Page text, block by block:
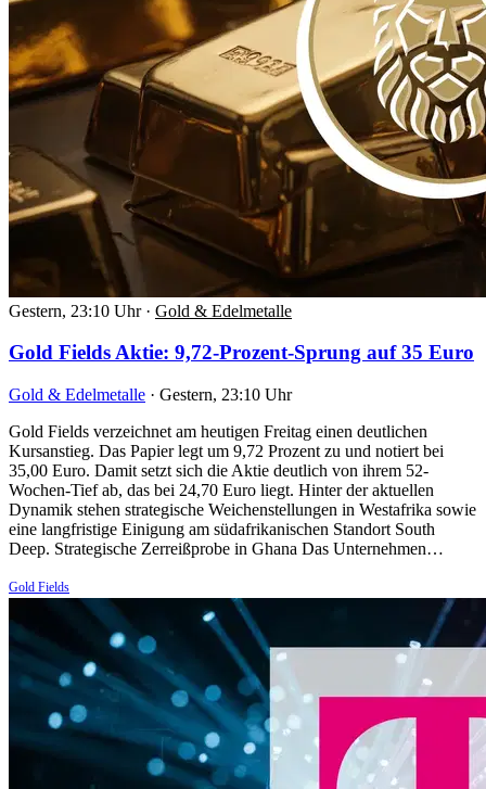
Gestern, 23:10 Uhr · Gold & Edelmetalle
Gold Fields Aktie: 9,72-Prozent-Sprung auf 35 Euro
Gold & Edelmetalle · Gestern, 23:10 Uhr
Gold Fields verzeichnet am heutigen Freitag einen deutlichen
Kursanstieg. Das Papier legt um 9,72 Prozent zu und notiert bei
35,00 Euro. Damit setzt sich die Aktie deutlich von ihrem 52-
Wochen-Tief ab, das bei 24,70 Euro liegt. Hinter der aktuellen
Dynamik stehen strategische Weichenstellungen in Westafrika sowie
eine langfristige Einigung am südafrikanischen Standort South
Deep. Strategische Zerreißprobe in Ghana Das Unternehmen…
Gold Fields